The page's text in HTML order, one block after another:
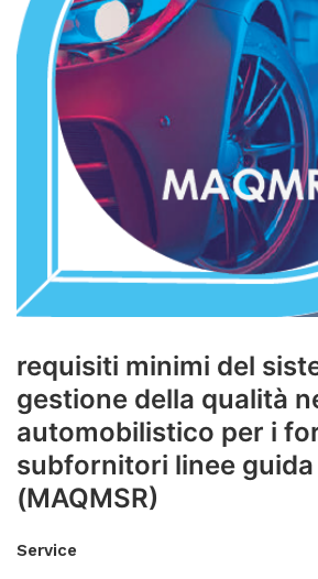
requisiti minimi del
gestione della qualità
automobilistico per i
subfornitori linee guida
(MAQMSR)
Service